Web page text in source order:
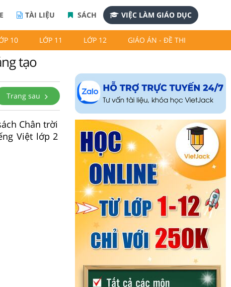
TÀI LIỆU SÁCH VIỆC LÀM GIÁO DỤC
10 LỚP 11 LỚP 12 GIÁO ÁN - ĐỀ THI
tạo
Trang sau
Chân trời
Việt lớp 2